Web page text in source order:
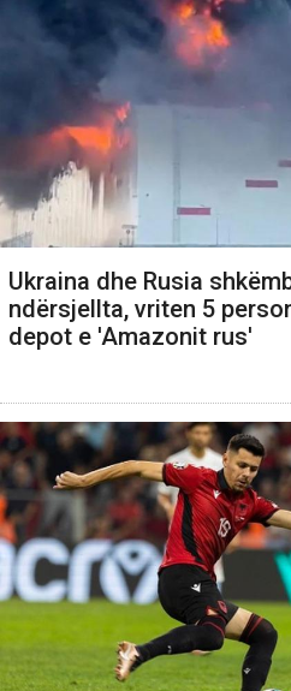
Ukraina dhe Rusia
ndërsjellta, vriten 5
depot e 'Amazonit rus'